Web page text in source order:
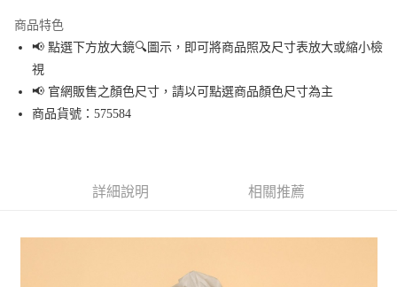
Apple Pay
街口支付
悠遊付
2.付款方式選擇「大哥付你分期」，訂單成立後會自動跳轉到大哥付的交易
商品特色
📢 點選下方放大鏡🔍圖示，即可將商品照及尺寸表放大或縮小檢
視
📢 官網販售之顏色尺寸，請以可點選商品顏色尺寸為主
商品貨號：575584
詳細說明 相關推薦